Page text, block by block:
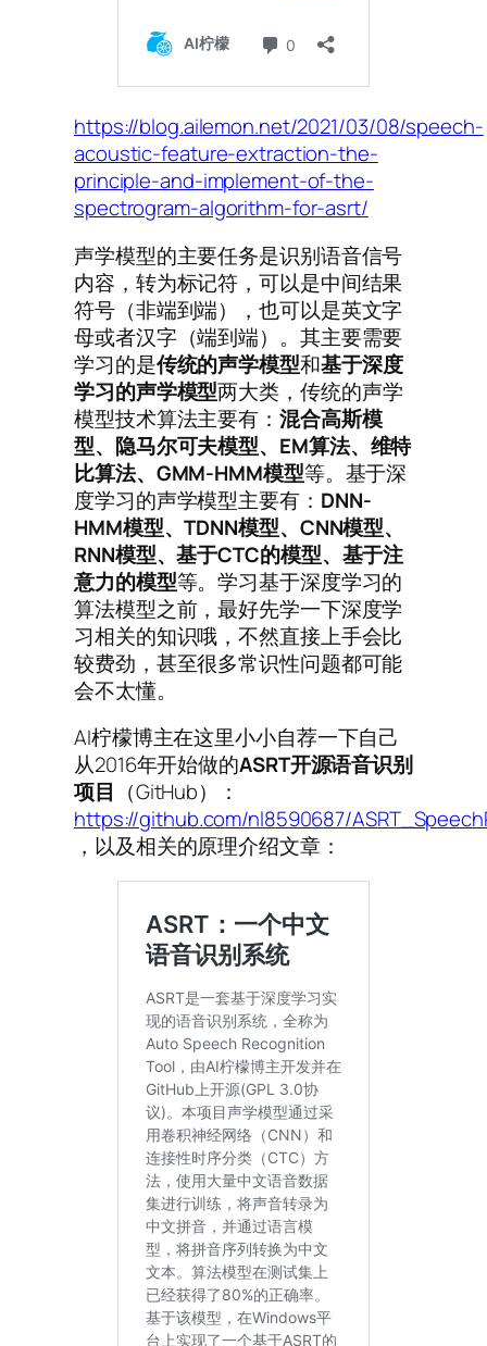
https://blog.ailemon.net/2021/03/08/speech-
acoustic-feature-extraction-the-
principle-and-implement-of-the-
spectrogram-algorithm-for-asrt/
声学模型的主要任务是识别语音信号
内容，转为标记符，可以是中间结果
符号（非端到端），也可以是英文字
母或者汉字（端到端）。其主要需要
学习的是传统的声学模型和基于深度
学习的声学模型两大类，传统的声学
模型技术算法主要有： 混合高斯模
型、隐马尔可夫模型、 EM算法、维特
比算法、GMM-HMM模型等。基于深
度学习的声学模型主要有： DNN-
HMM模型、TDNN模型、CNN模型、
RNN模型、基于CTC的模型、基于注
意力的模型等。学习基于深度学习的
算法模型之前，最好先学一下深度学
习相关的知识哦，不然直接上手会比
较费劲，甚至很多常识性问题都可能
会不太懂。
AI柠檬博主在这里小小自荐一下自己
从2016年开始做的ASRT开源语音识别
项目 （GitHub）：
https://github.com/nl8590687/
，以及相关的原理介绍文章：